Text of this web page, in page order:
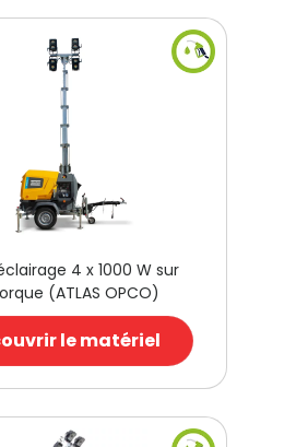
4 x 1000 W sur
(ATLAS OPCO)
le matériel